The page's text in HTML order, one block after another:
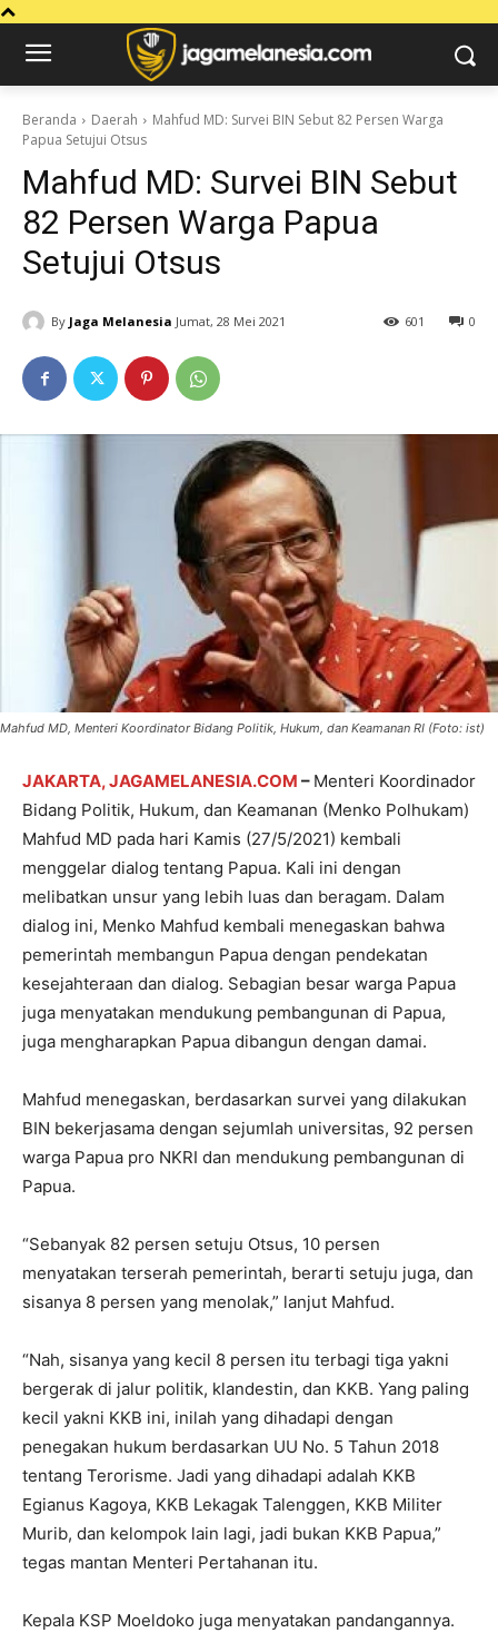
Beranda Daerah
Mahfud MD: Survei BIN Sebut 82 Persen Warga
Papua Setujui Otsus
Mahfud MD: Survei BIN Sebut
82 Persen Warga Papua
Setujui Otsus
By Jaga Melanesia Jumat, 28 Mei 2021 0
601
Mahfud MD, Menteri Koordinator Bidang Politik, Hukum, dan Keamanan RI (Foto: ist)
JAKARTA, JAGAMELANESIA.COM – Menteri Koordinador
Bidang Politik, Hukum, dan Keamanan (Menko Polhukam)
Mahfud MD pada hari Kamis (27/5/2021) kembali
menggelar dialog tentang Papua. Kali ini dengan
melibatkan unsur yang lebih luas dan beragam. Dalam
dialog ini, Menko Mahfud kembali menegaskan bahwa
pemerintah membangun Papua dengan pendekatan
kesejahteraan dan dialog. Sebagian besar warga Papua
juga menyatakan mendukung pembangunan di Papua,
juga mengharapkan Papua dibangun dengan damai.
Mahfud menegaskan, berdasarkan survei yang dilakukan
BIN bekerjasama dengan sejumlah universitas, 92 persen
warga Papua pro NKRI dan mendukung pembangunan di
Papua.
“Sebanyak 82 persen setuju Otsus, 10 persen
menyatakan terserah pemerintah, berarti setuju juga, dan
sisanya 8 persen yang menolak,” lanjut Mahfud.
“Nah, sisanya yang kecil 8 persen itu terbagi tiga yakni
bergerak di jalur politik, klandestin, dan KKB. Yang paling
kecil yakni KKB ini, inilah yang dihadapi dengan
penegakan hukum berdasarkan UU No. 5 Tahun 2018
tentang Terorisme. Jadi yang dihadapi adalah KKB
Egianus Kagoya, KKB Lekagak Talenggen, KKB Militer
Murib, dan kelompok lain lagi, jadi bukan KKB Papua,”
tegas mantan Menteri Pertahanan itu.
Kepala KSP Moeldoko juga menyatakan pandangannya.